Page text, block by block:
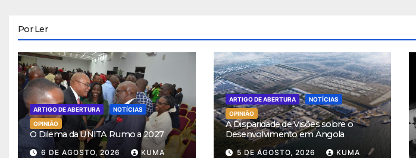
Por Ler
ARTIGO DE ABERTURA
NOTÍCIAS
OPINIÃO
O Dilema da UNITA Rumo a 2027
6 DE AGOSTO, 2026 KUMA
ARTIGO DE ABERTURA
NOTÍCIAS
OPINIÃO
A Disparidade de Visões sobre o
Desenvolvimento em Angola
5 DE AGOSTO, 2026 KUMA